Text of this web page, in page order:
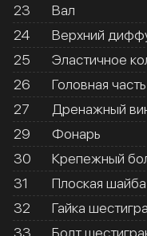
23
Вал
24
Верхний
25
Эластичное
26
Головная
27
Дренажный
29
Фонарь
30
Крепежный
31
Плоская шайба
32
Гайка
33
Болт